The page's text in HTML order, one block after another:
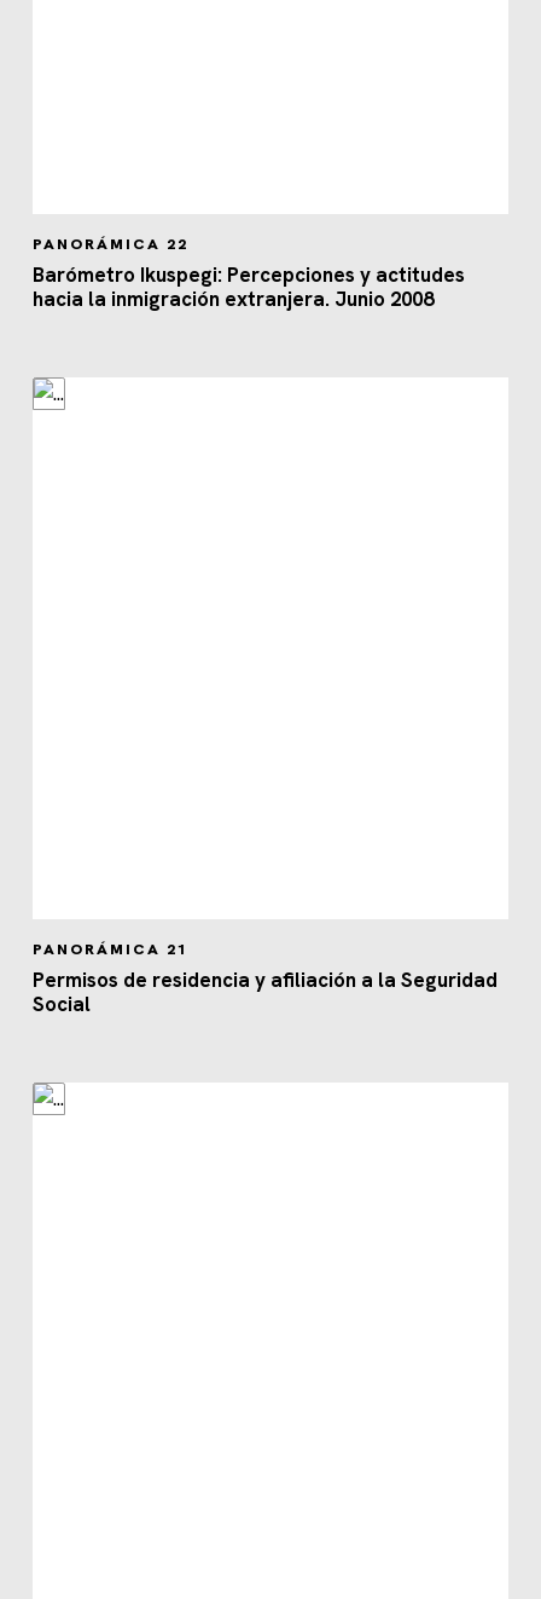
PANORÁMICA 22
Barómetro Ikuspegi: Percepciones y actitudes
hacia la inmigración extranjera. Junio 2008
PANORÁMICA 21
Permisos de residencia y afiliación a la Seguridad
Social